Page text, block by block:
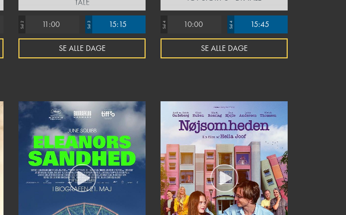
Sal 2 11:00 Sal 3 15:15
SE ALLE DAGE
Sal 4 10:00 Sal 4 15:45
SE ALLE DAGE